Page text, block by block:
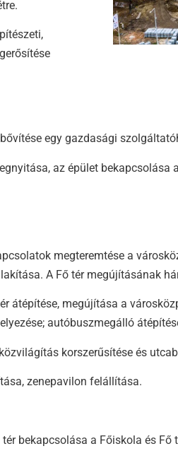
egy gazdasági
az épület bekapcsolása
megteremtése a
A Fő tér megújításának
átépítése, megújítása a
autóbuszmegálló
korszerűsítése és
zenepavilon felállítása.
bekapcsolása a Főiskola és